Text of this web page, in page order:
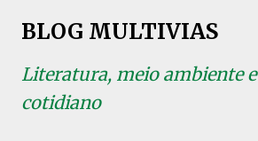
Pular para o conteúdo principal
BLOG MULTIVIAS
Literatura, meio ambiente e
cotidiano